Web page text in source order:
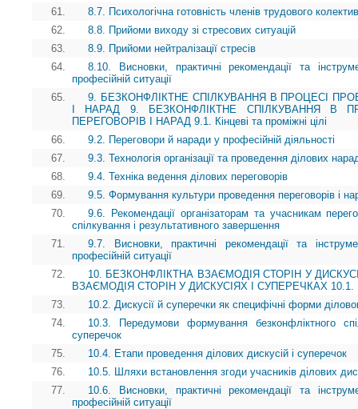
61.
8.7. Психологічна готовність членів трудового
62.
8.8. Прийоми виходу зі стресових ситуацій
63.
8.9. Прийоми нейтралізації стресів
64.
8.10. Висновки, практичні рекомендації та
професійній ситуації
65.
9. БЕЗКОНФЛІКТНЕ СПІЛКУВАННЯ В ПРОЦЕСІ
І НАРАД 9. БЕЗКОНФЛІКТНЕ СПІЛКУВАННЯ В
ПЕРЕГОВОРІВ І НАРАД 9.1. Кінцеві та проміжні цілі
66.
9.2. Переговори й наради у професійній діяльності
67.
9.3. Технологія організації та проведення ділових
68.
9.4. Техніка ведення ділових переговорів
69.
9.5. Формування культури проведення переговорів і
70.
9.6. Рекомендації організаторам та учасникам
спілкування і результативного завершення
71.
9.7. Висновки, практичні рекомендації та
професійній ситуації
72.
10. БЕЗКОНФЛІКТНА ВЗАЄМОДІЯ СТОРІН У
ВЗАЄМОДІЯ СТОРІН У ДИСКУСІЯХ І СУПЕРЕЧКАХ 10.1.
73.
10.2. Дискусії й суперечки як специфічні форми
74.
10.3. Передумови формування безконфліктного
суперечок
75.
10.4. Етапи проведення ділових дискусій і суперечок
76.
10.5. Шляхи встановлення згоди учасників ділових
77.
10.6. Висновки, практичні рекомендації та
професійній ситуації